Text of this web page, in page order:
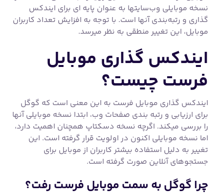
نسخه موبایلی وب‌سایتها به عنوان پایه ای برای ایندکس
گذاری و رتبه‌بندی آنها است. با توجه به افزایش تعداد کاربران
موبایل، این تغییر منطقی به نظر میرسد.
ایندکس گذاری موبایل
فرست چیست؟
ایندکس گذاری موبایل فرست به این معنی است که گوگل
برای ارزیابی و رتبه بندی صفحات وب، ابتدا نسخه موبایلی آنها
را بررسی میکند. اگرچه نسخه دسکتاپ همچنان اهمیت دارد،
اما نسخه موبایلی اکنون در اولویت قرار گرفته است. این
تغییر به دلیل استفاده بیشتر کاربران از موبایل برای
جستجوهای آنلاین صورت گرفته است.
چرا گوگل به سمت موبایل فرست رفت؟